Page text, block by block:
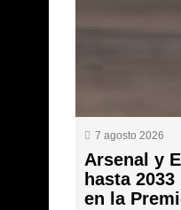
7 agosto 2026
Arsenal y
hasta
en la